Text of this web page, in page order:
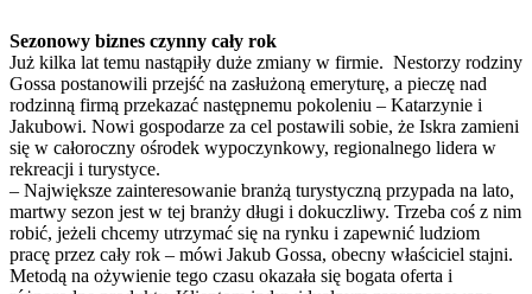
Sezonowy biznes czynny cały rok
Już kilka lat temu nastąpiły duże zmiany w firmie. Nestorzy rodziny
Gossa postanowili przejść na zasłużoną emeryturę, a pieczę nad
rodzinną firmą przekazać następnemu pokoleniu – Katarzynie i
Jakubowi. Nowi gospodarze za cel postawili sobie, że Iskra zamieni
się w całoroczny ośrodek wypoczynkowy, regionalnego lidera w
rekreacji i turystyce.
– Największe zainteresowanie branżą turystyczną przypada na lato,
martwy sezon jest w tej branży długi i dokuczliwy. Trzeba coś z nim
robić, jeżeli chcemy utrzymać się na rynku i zapewnić ludziom
pracę przez cały rok – mówi Jakub Gossa, obecny właściciel stajni.
Metodą na ożywienie tego czasu okazała się bogata oferta i